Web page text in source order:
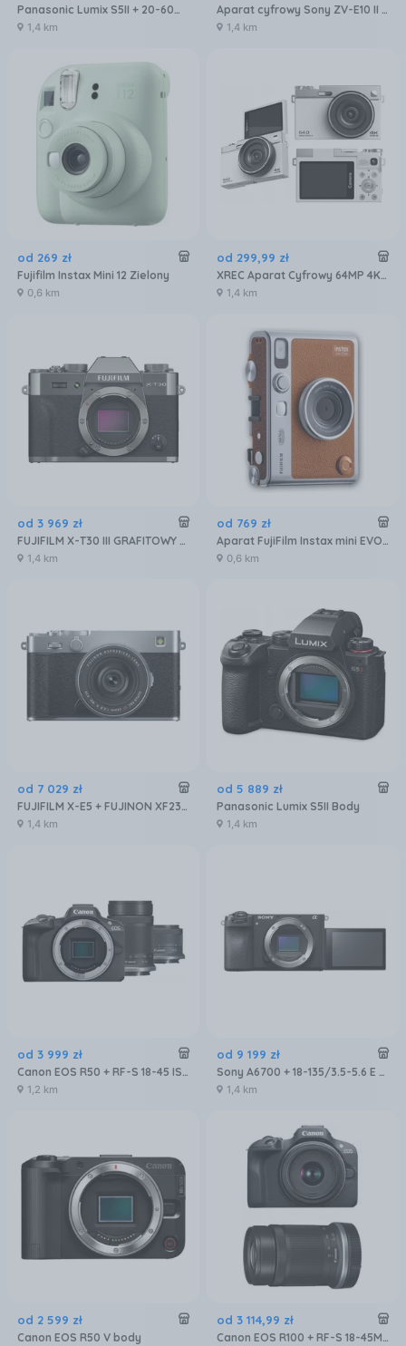
Panasonic Lumix S5II + 20-60mm f/3.5-5.6
1,4 km
Aparat cyfrowy Sony ZV-E10 II + obiektyw E PZ 16-50mm f/3.5-5.6 OSS II
1,4 km
od 269 zł
Fujifilm Instax Mini 12 Zielony
0,6 km
od 299,99 zł
XREC Aparat Cyfrowy 64MP 4K 16x ZOOM Obrotowy Ekran LCD 2,88" C77 / Biały (5904647833388)
1,4 km
od 3 969 zł
FUJIFILM X-T30 III GRAFITOWY BODY
1,4 km
od 769 zł
Aparat FujiFilm Instax mini EVO brązowy
0,6 km
od 7 029 zł
FUJIFILM X-E5 + FUJINON XF23mm f/2.8 R WR Srebrny
1,4 km
od 5 889 zł
Panasonic Lumix S5II Body
1,4 km
od 3 999 zł
Canon EOS R50 + RF-S 18-45 IS STM + RF-S 55-210MM F5-7.1 IS STM
1,2 km
od 9 199 zł
Sony A6700 + 18-135/3.5-5.6 E OSS
1,4 km
od 2 599 zł
Canon EOS R50 V body
od 3 114,99 zł
Canon EOS R100 + RF-S 18-45MM IS STM + RF-S 55-210MM F5-7.1 IS STM